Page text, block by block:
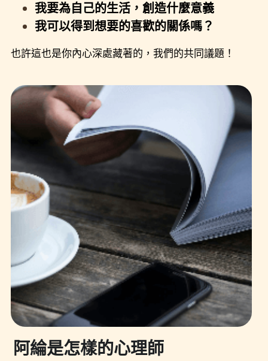
我要為自己的生活，創造什麼意義
我可以得到想要的喜歡的關係嗎？
也許這也是你內心深處藏著的，我們的共同議題！
阿綸是怎樣的心理師